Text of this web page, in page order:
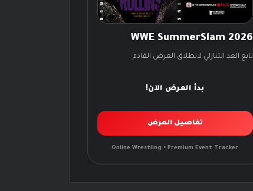
WWE SummerSlam 2026
تابع العد التنازلي لانطلاق العرض القادم
بدأ العرض الآن!
تفاصيل العرض
Online Wrestling • Premium Event Tracker